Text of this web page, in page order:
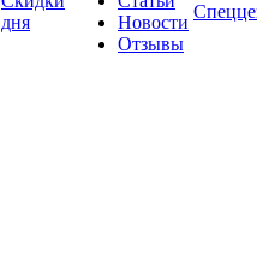
дня
Новости
Отзывы